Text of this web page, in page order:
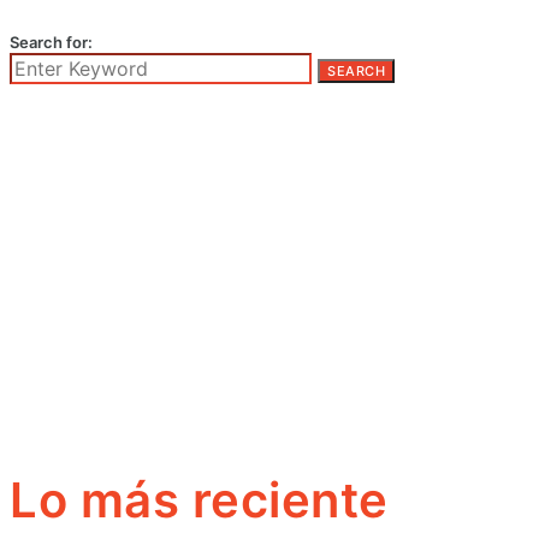
Search for:
SEARCH
Lo más reciente